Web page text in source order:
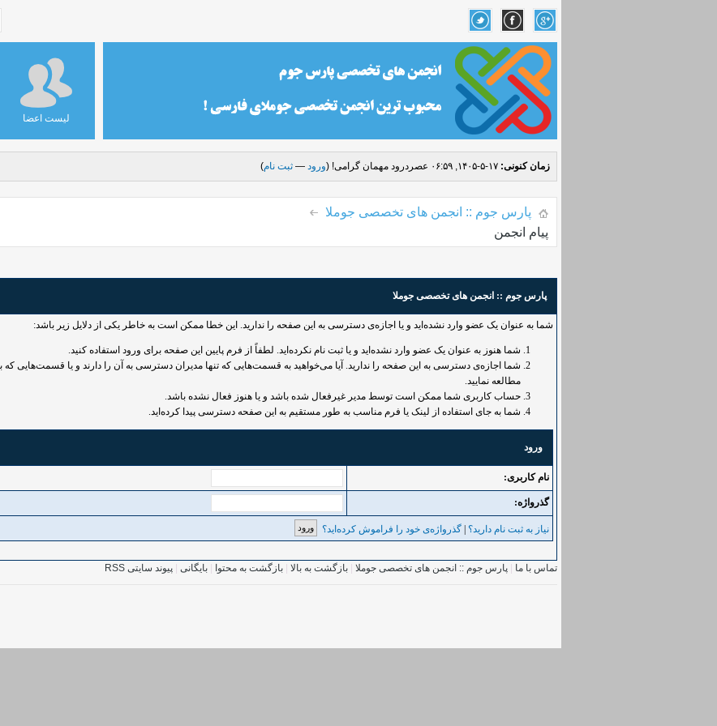
لیست اعضا
زمان کنونی: ۱۷-۵-۱۴۰۵, ۰۶:۵۹ عصر درود مهمان گرامی! (ورود — ثبت نام)
پارس جوم :: انجمن های تخصصی جوملا
پیام انجمن
پارس جوم :: انجمن های تخصصی جوملا
شما به عنوان یک عضو وارد نشده‌اید و یا اجازه‌ی دسترسی به این صفحه را ندارید. این خطا ممکن است به خاطر یکی از دلایل زیر باشد:
شما هنوز به عنوان یک عضو وارد نشده‌اید و یا ثبت نام نکرده‌اید. لطفاً از فرم پایین این صفحه برای ورود استفاده کنید.
شما اجازه‌ی دسترسی به این صفحه را ندارید. آیا می‌خواهید به قسمت‌هایی که تنها مدیران دسترسی به آن را دارند و یا قسمت‌هایی که
مطالعه نمایید.
حساب کاربری شما ممکن است توسط مدیر غیرفعال شده باشد و یا هنوز فعال نشده باشد.
شما به جای استفاده از لینک یا فرم مناسب به طور مستقیم به این صفحه دسترسی پیدا کرده‌اید.
ورود
نام کاربری:
گذرواژه‌:
نیاز به ثبت نام دارید؟ گذرواژه‌ی خود را فراموش کرده‌اید؟
تماس با ما پارس جوم :: انجمن های تخصصی جوملا بازگشت به بالا بازگشت به محتوا بایگانی پیوند سایتی RSS